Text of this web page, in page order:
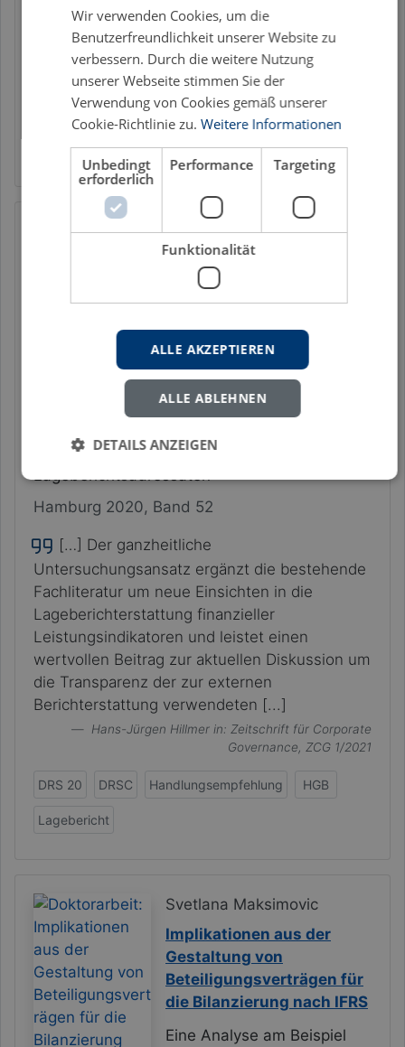
Eigenmittelanforderungen Fair Value
Finanzinstrumente IFRS-Abschluss
IFRS-Rechnungslegung IFRS 9 Rechnungslegung
Stille Reserven
Catja Dickmann
der Berichterstattung
finanzieller
Leistungsindikatoren im
Lagebericht
Hermeneutische Auslegung
im regulatorischen Kontext,
und Erkenntnisse zur Wahrnehmung der
Lageberichtsadressaten
Hamburg 2020, Band 52
[…] Der ganzheitliche
Untersuchungsansatz ergänzt die bestehende
Fachliteratur um neue Einsichten in die
Lageberichterstattung finanzieller
Leistungsindikatoren und leistet einen
wertvollen Beitrag zur aktuellen Diskussion um
die Transparenz der zur externen
Berichterstattung verwendeten [...]
Hans-Jürgen Hillmer in: Zeitschrift für Corporate
Governance, ZCG 1/2021
DRS 20 DRSC Handlungsempfehlung HGB
Lagebericht
Svetlana Maksimovic
Implikationen aus der
Gestaltung von
Beteiligungsverträgen für
die Bilanzierung nach IFRS
Eine Analyse am Beispiel
Wir verwenden Cookies, um die
Benutzerfreundlichkeit unserer Website zu
verbessern. Durch die weitere Nutzung
unserer Webseite stimmen Sie der
Verwendung von Cookies gemäß unserer
Cookie-Richtlinie zu. Weitere Informationen
Unbedingt
erforderlich
Performance Targeting
Funktionalität
ALLE AKZEPTIEREN
ALLE ABLEHNEN
DETAILS ANZEIGEN